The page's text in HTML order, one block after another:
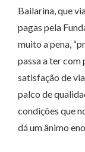
Bailarina, que
pagas pela
muito a pena,
passa a ter com
satisfação de
palco de
condições que
dá um ânimo